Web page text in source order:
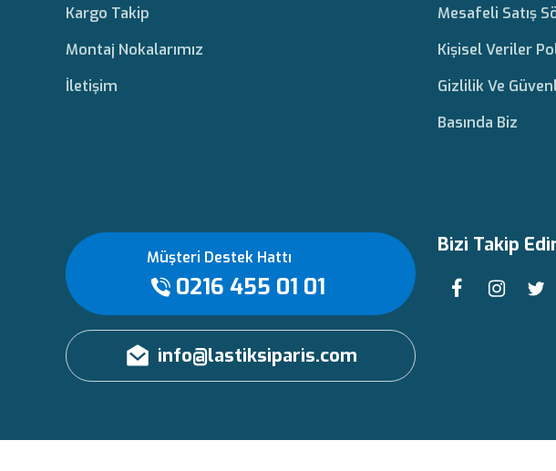
Kargo Takip
Montaj Nokalarımız
İletişim
Mesafeli Satış
Kişisel Veriler
Gizlilik Ve
Basında Biz
Müşteri Destek Hattı
0216 455 01 01
info@lastiksiparis.com
Bizi Takip